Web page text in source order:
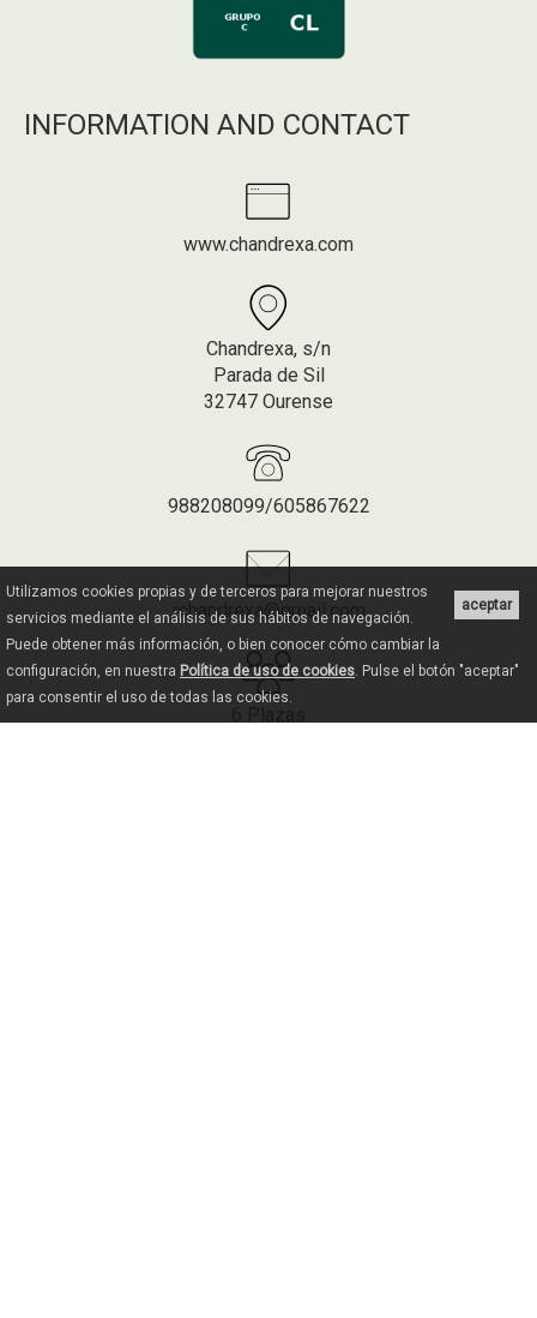
INFORMATION AND CONTACT
www.chandrexa.com
Chandrexa, s/n
Parada de Sil
32747 Ourense
988208099/605867622
rchandrexa@gmail.com aceptar
Utilizamos cookies propias y de terceros para mejorar nuestros
servicios mediante el análisis de sus hábitos de navegación.
Puede obtener más información, o bien conocer cómo cambiar la
configuración, en nuestra Política de uso de cookies. Pulse el botón "aceptar"
para consentir el uso de todas las cookies.